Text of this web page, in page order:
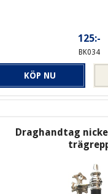
125:-
BK034
KÖP NU
Draghandtag